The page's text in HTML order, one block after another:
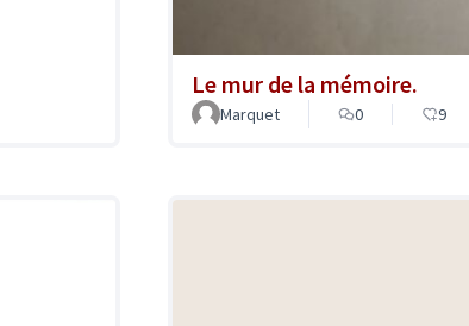
Le mur de la mémoire.
Marquet
0 9